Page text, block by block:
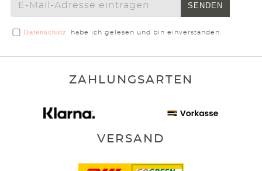
SENDEN
Datenschutz habe ich gelesen und bin einverstanden.
ZAHLUNGSARTEN
VERSAND